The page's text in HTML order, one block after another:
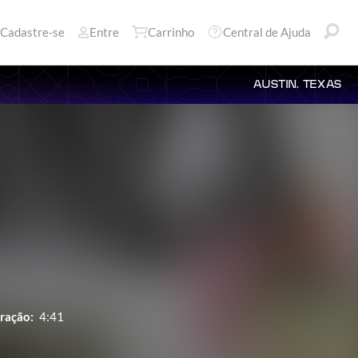
Cadastre-se Entre Carrinho Central de Ajuda
AUSTIN, TEXAS
4:41